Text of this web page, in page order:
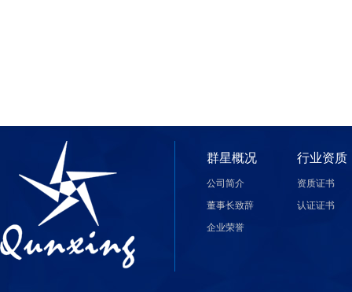
群星概况
公司简介
董事长致辞
企业荣誉
行业资质
资质证书
认证证书